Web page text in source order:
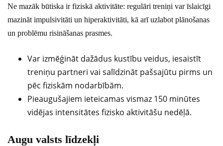
Ne mazāk būtiska ir fiziskā aktivitāte: regulāri treniņi var īslaicīgi
mazināt impulsivitāti un hiperaktivitāti, kā arī uzlabot plānošanas
un problēmu risināšanas prasmes.
Var izmēģināt dažādus kustību veidus, iesaistīt
treniņu partneri vai salīdzināt pašsajūtu pirms un
pēc fiziskām nodarbībām.
Pieaugušajiem ieteicamas vismaz 150 minūtes
vidējas intensitātes fizisko aktivitāšu nedēļā.
Augu valsts līdzekļi